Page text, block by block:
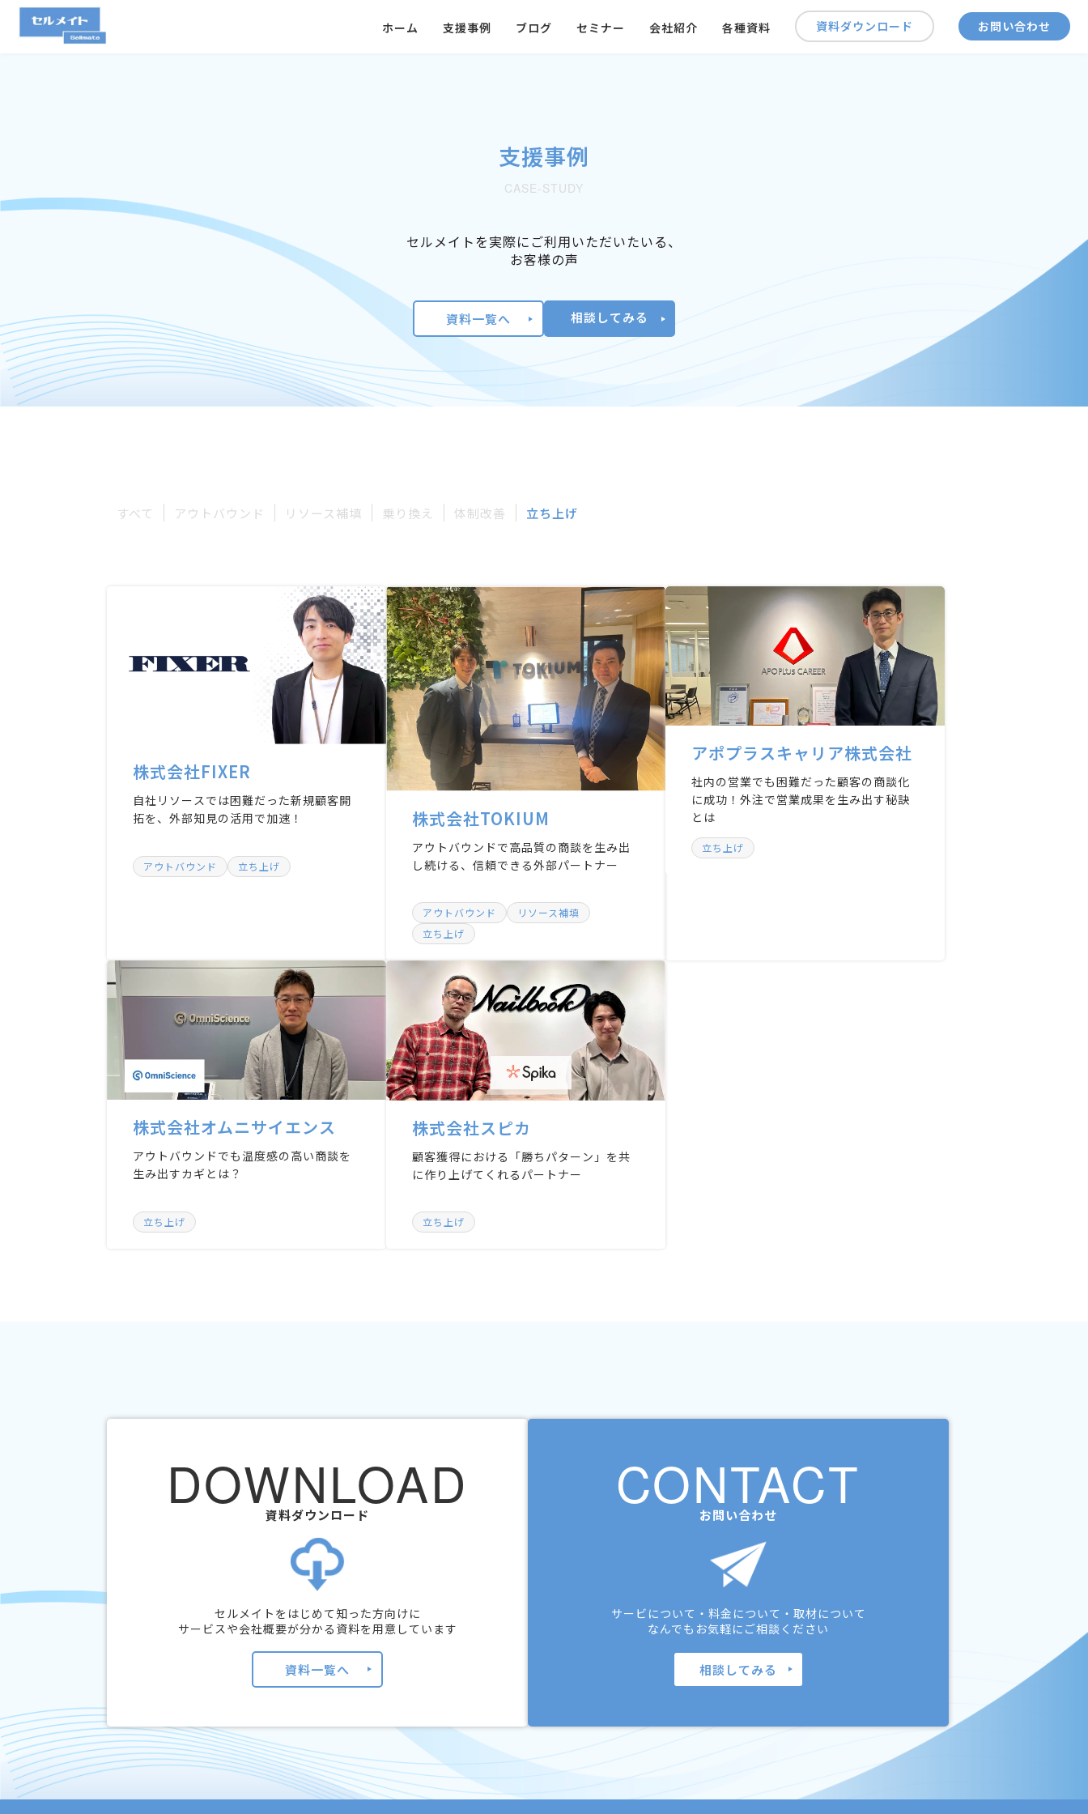
ホーム 支援事例 ブログ セミナー 会社紹介 各種資料 資料ダウンロード お問い合わせ
支援事例
CASE-STUDY
セルメイトを実際にご利用いただいたいる、
お客様の声
資料一覧へ 相談してみる
すべて アウトバウンド リソース補填 乗り換え 体制改善 立ち上げ
株式会社FIXER
自社リソースでは困難だった新規顧客開
拓を、外部知見の活用で加速！
アウトバウンド 立ち上げ
株式会社TOKIUM
アウトバウンドで高品質の商談を生み出
し続ける、信頼できる外部パートナー
アウトバウンド
リソース補填
立ち上げ
アポプラスキャリア株式会社
社内の営業でも困難だった顧客の商談化
に成功！外注で営業成果を生み出す秘訣
とは
立ち上げ
株式会社オムニサイエンス
アウトバウンドでも温度感の高い商談を
生み出すカギとは？
立ち上げ
株式会社スピカ
顧客獲得における「勝ちパターン」を共
に作り上げてくれるパートナー
立ち上げ
DOWNLOAD
資料ダウンロード
セルメイトをはじめて知った方向けに
サービスや会社概要が分かる資料を用意しています
資料一覧へ
CONTACT
お問い合わせ
サービについて・料金について・取材について
なんでもお気軽にご相談ください
相談してみる